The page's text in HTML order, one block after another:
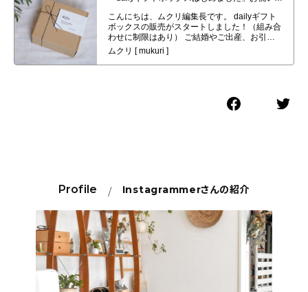
謝を込めて大切な方へお届け
Profile Instagrammerさんの紹介